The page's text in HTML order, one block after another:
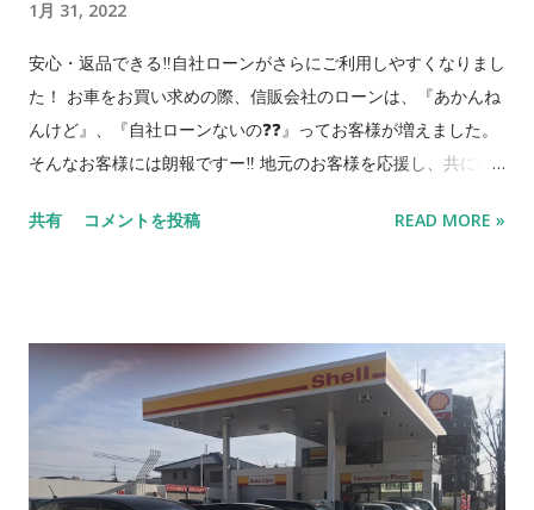
三菱 黒 売約済 元祖ハイトワゴン！走行８万キロ！ 先行案内
走行のアルト！ 2 N-WGN ホンダ 銀 ホンダの人気Ｎシリー
1月 31, 2022
安心・返品できる‼自社ローンがさらにご利用しやすくなりまし
た！ お車をお買い求めの際、信販会社のローンは、『あかんね
んけど』、『自社ローンないの❓❓』ってお客様が増えました。
そんなお客様には朗報ですー‼️ 地元のお客様を応援し、共に歩
しました。 信販会社のローンの審査の不安な方にも安心して中
原本弊社預かり（完済時に原本返却） 4. 分割回数の最長
10 回（毎月払い。完済期限は車検満了まで） 5. 分割手数
料：支払総額の 10 〜 30% 6. 完済期限までに返済できない
場合は車両を返却すること とし、支払済料金は車両使用料とし
て返金しない。 7. 故障の場合『修理』、『乗換』、『解
共有 コメントを投稿 READ MORE »